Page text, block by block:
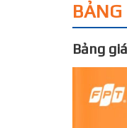
BẢNG
Bảng